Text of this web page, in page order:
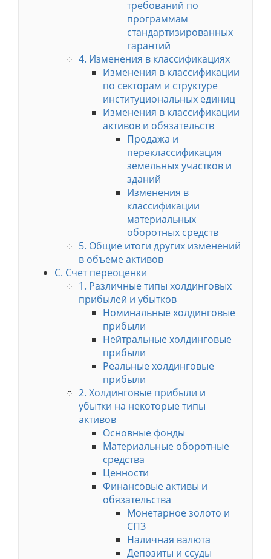
требований по
программам
стандартизированных
гарантий
4. Изменения в классификациях
Изменения в классификации
по секторам и структуре
институциональных единиц
Изменения в классификации
активов и обязательств
Продажа и
переклассификация
земельных участков и
зданий
Изменения в
классификации
материальных
оборотных средств
5. Общие итоги других изменений
в объеме активов
C. Счет переоценки
1. Различные типы холдинговых
прибылей и убытков
Номинальные холдинговые
прибыли
Нейтральные холдинговые
прибыли
Реальные холдинговые
прибыли
2. Холдинговые прибыли и
убытки на некоторые типы
активов
Основные фонды
Материальные оборотные
средства
Ценности
Финансовые активы и
обязательства
Монетарное золото и
СПЗ
Наличная валюта
Депозиты и ссуды